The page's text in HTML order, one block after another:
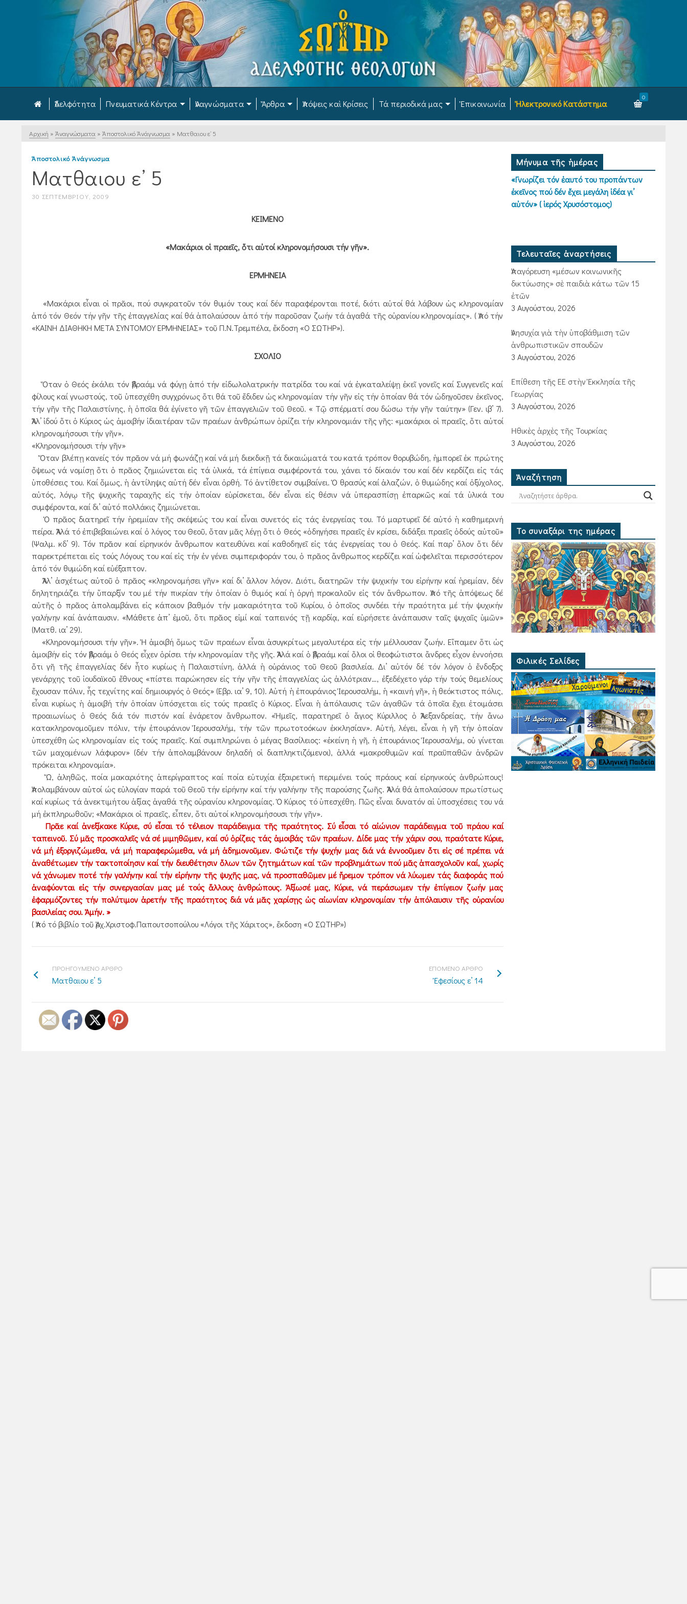
Ἀδελφότητα Πνευματικά Κέντρα Ἀναγνώσματα Ἄρθρα Ἀπόψεις καὶ Κρίσεις Τά περιοδικά μας Ἐπικοινωνία Ἠλεκτρονικό Κατάστημα
0
Αρχική » Ἀναγνώσματα » Ἀποστολικό Ἀνάγνωσμα » Ματθαιου ε’ 5
Ἀποστολικό Ἀνάγνωσμα
Ματθαιου ε’ 5
30 ΣΕΠΤΕΜΒΡΊΟΥ, 2009
ΚΕΙΜΕΝΟ
«Μακάριοι οἱ πραεῖς, ὅτι αὐτοί κληρονομήσουσι τήν γῆν».
ΕΡΜΗΝΕΙΑ
«Μακάριοι εἶναι οἱ πρᾶοι, πού συγκρατοῦν τόν θυμόν τους καί δέν παραφέρονται ποτέ, διότι αὐτοί θά λάβουν ὡς κληρονομίαν
ἀπό τόν Θεόν τήν γῆν τῆς ἐπαγγελίας καί θά ἀπολαύσουν ἀπό τήν παροῦσαν ζωήν τά ἀγαθά τῆς οὐρανίου κληρονομίας». ( Ἀπό τήν
«ΚΑΙΝΗ ΔΙΑΘΗΚΗ ΜΕΤΑ ΣΥΝΤΟΜΟΥ ΕΡΜΗΝΕΙΑΣ» τοῦ Π.Ν.Τρεμπέλα, ἔκδοση «Ο ΣΩΤΗΡ»).
ΣΧΟΛΙΟ
Ὅταν ὁ Θεός ἐκάλει τόν Ἀβραάμ νά φύγῃ ἀπό τήν εἰδωλολατρικήν πατρίδα του καί νά ἐγκαταλείψῃ ἐκεῖ γονεῖς καί Συγγενεῖς καί
φίλους καί γνωστούς, τοῦ ὑπεσχέθη συγχρόνως ὅτι θά τοῦ ἔδιδεν ὡς κληρονομίαν τήν γῆν εἰς τήν ὁποίαν θά τόν ὡδηγοῦσεν ἐκεῖνος,
τήν γῆν τῆς Παλαιστίνης, ἡ ὁποῖα θά ἐγίνετο γῆ τῶν ἐπαγγελιῶν τοῦ Θεοῦ. « Τῷ σπέρματί σου δώσω τήν γῆν ταύτην» (Γεν. ιβ’ 7).
Ἀλλ’ ἰδού ὅτι ὁ Κύριος ὡς ἀμοιβήν ἰδιαιτέραν τῶν πραέων ἀνθρώπων ὁριίζει τήν κληρονομιάν τῆς γῆς: «μακάριοι οἱ πραεῖς, ὅτι αὐτοί
κληρονομήσουσι τήν γῆν».
«Κληρονομήσουσι τήν γῆν»
Ὅταν βλέπῃ κανείς τόν πρᾶον νά μή φωνάζῃ καί νά μή διεκδικῇ τά δικαιώματά του κατά τρόπον θορυβώδη, ἠμπορεῖ ἐκ πρώτης
ὄψεως νά νομίσῃ ὅτι ὁ πρᾶος ζημιώνεται εἰς τά ὑλικά, τά ἐπίγεια συμφέροντά του, χάνει τό δίκαιόν του καί δέν κερδίζει εἰς τάς
ὑποθέσεις του. Καί ὅμως, ἡ ἀντίληψις αὐτή δέν εἶναι ὀρθή. Τό ἀντίθετον συμβαίνει. Ὁ θρασύς καί ἀλαζών, ὁ θυμώδης καί ὀξύχολος,
αὐτός, λόγῳ τῆς ψυχικῆς ταραχῆς εἰς τήν ὁποίαν εὑρίσκεται, δέν εἶναι εἰς θέσιν νά ὑπερασπίσῃ ἐπαρκῶς καί τά ὑλικά του
συμφέροντα, καί δι’ αὐτό πολλάκις ζημιώνεται.
Ὁ πρᾶος διατηρεῖ τήν ἠρεμιίαν τῆς σκέψεώς του καί εἶναι συνετός εἰς τάς ἐνεργείας του. Τό μαρτυρεῖ δέ αὐτό ἡ καθημερινή
πείρα. Ἀλλά τό ἐπιβεβαιώνει καί ὀ λόγος του Θεοῦ, ὅταν μᾶς λέγῃ ὅτι ὁ Θεός «ὁδηγήσει πραεῖς ἐν κρίσει, διδάξει πραεῖς ὁδούς αὐτοῦ»
(Ψαλμ. κδ’ 9). Τόν πρᾶον καί εἰρηνικόν ἄνθρωπον κατευθύνει καί καθοδηγεῖ εἰς τάς ἐνεργείας του ὁ Θεός. Καί παρ’ ὅλον ὅτι δέν
παρεκτρέπεται εἰς τούς Λόγους του καί εἰς τήν ἐν γένει συμπεριφοράν του, ὁ πρᾶος ἄνθρωπος κερδίζει καί ὠφελεῖται περισσότερον
ἀπό τόν θυμώδη καί εὐέξαπτον.
Ἀλλ’ ἀσχέτως αὐτοῦ ὁ πρᾶος «κληρονομήσει γῆν» καί δι’ ἄλλον λόγον. Διότι, διατηρῶν τήν ψυχικήν του εἰρήνην καί ἠρεμίαν, δέν
δηλητηριάζει τήν ὕπαρξίν του μέ τήν πικρίαν τήν ὁποίαν ὁ θυμός καί ἡ ὀργή προκαλοῦν εἰς τόν ἄνθρωπον. Ἀπό τῆς ἀπόψεως δέ
αὐτῆς ὁ πρᾶος ἀπολαμβάνει εἰς κάποιον βαθμόν τήν μακαριότητα τοῦ Κυρίου, ὁ ὁποῖος συνδέει τήν πραότητα μέ τήν ψυχικήν
γαλήνην καί ἀνάπαυσιν. «Μάθετε ἀπ’ ἐμοῦ, ὅτι πρᾶος εἰμί καί ταπεινός τῇ καρδίᾳ, καί εὑρήσετε ἀνάπαυσιν ταῖς ψυχαῖς ὑμῶν»
(Ματθ. ια’ 29).
«Κληρονομήσουσι τήν γῆν». Ἡ ἀμοιβή ὅμως τῶν πραέων εἶναι ἀσυγκρίτως μεγαλυτέρα εἰς τήν μέλλουσαν ζωήν. Εἴπαμεν ὅτι ὡς
ἀμοιβήν εἰς τόν Ἀβραάμ ὁ Θεός εἶχεν ὁρίσει τήν κληρονομίαν τῆς γῆς. Ἀλλά καί ὁ Ἀβραάμ καί ὅλοι οἱ θεοφώτιστοι ἄνδρες εἶχον ἐννοήσει
ὅτι γῆ τῆς ἐπαγγελίας δέν ἦτο κυρίως ἡ Παλαιστιίνη, ἀλλά ἡ οὐράνιος τοῦ Θεοῦ βασιλεία. Δι’ αὐτόν δέ τόν λόγον ὁ ἔνδοξος
γενάρχης τοῦ ἰουδαϊκοῦ ἔθνους «πίστει παρώκησεν εἰς τήν γῆν τῆς ἐπαγγελίας ὡς ἀλλότριαν…, ἐξεδέχετο γάρ τήν τούς θεμελίους
ἔχουσαν πόλιν, ἧς τεχνίτης καί δημιουργός ὁ Θεός» (Εβρ. ια’ 9, 10). Αὐτή ἡ ἐπουράνιος Ἰερουσαλήμ, ἡ «καινή γῆ», ἡ θεόκτιστος πόλις,
εἶναι κυρίως ἡ ἀμοιβή τήν ὁποίαν ὑπόσχεται εἰς τούς πραεῖς ὁ Κύριος. Εἶναι ἡ ἀπόλαυσις τῶν ἀγαθῶν τά ὁποῖα ἔχει ἐτοιμάσει
προαιωνίως ὁ Θεός διά τόν πιστόν καί ἐνάρετον ἄνθρωπον. «Ἡμεῖς, παρατηρεῖ ὁ ἅγιος Κύριλλος ὁ Ἀλεξανδρείας, τήν ἄνω
κατακληρονομοῦμεν πόλιν, τήν ἐπουράνιον Ἰερουσαλήμ, τήν τῶν πρωτοτοόκων ἐκκλησίαν». Αὐτή, λέγει, εἶναι ἡ γῆ τήν ὁποίαν
ὑπεσχέθη ὡς κληρονομίαν εἰς τούς πραεῖς. Καί συμπληρώνει ὁ μέγας Βασίλειος: «ἐκείνη ἡ γῆ, ἡ ἐπουράνιος Ἰερουσαλήμ, οὐ γίνεται
τῶν μαχομένων λάφυρον» (δέν τήν ἀπολαμβάνουν δηλαδή οἱ διαπληκτιζόμενοι), ἀλλά «μακροθυμῶν καί πραϋπαθῶν ἀνδρῶν
πρόκειται κληρονομία».
Ὤ, ἀληθῶς, ποία μακαριότης ἀπερίγραπτος καί ποία εὐτυχία ἐξαιρετική περιμένει τούς πράους καί εἰρηνικούς ἀνθρώπους!
Ἀπολαμβάνουν αὐτοί ώς εὐλογίαν παρά τοῦ Θεοῦ τήν εἰρήνην καί τήν γαλήνην τῆς παρούσης ζωῆς. Ἀλλά θά ἀπολαύσουν πρωτίστως
καί κυρίως τά ἀνεκτιμήτου ἀξίας ἀγαθά τῆς οὐρανίου κληρονομίας. Ὁ Κύριος τό ὑπεσχέθη. Πῶς εἶναι δυνατόν αἱ ὑποσχέσεις του νά
μή ἐκπληρωθοῦν; «Μακάριοι οἱ πραεῖς, εἶπεν, ὅτι αὐτοί κληρονομήσουσι τήν γῆν».
Πρᾶε καί ἀνεξίκακε Κύριε, σύ εἶσαι τό τέλειον παράδειγμα τῆς πραότητος. Σύ εἶσαι τό αἰώνιον παράδειγμα τοῦ πράου καί
ταπεινοῦ. Σύ μᾶς προσκαλεῖς νά σέ μιμηθῶμεν, καί σύ ὁρίζεις τάς ἀμοιβάς τῶν πραέων. Δίδε μας τήν χάριν σου, πραότατε Κύριε,
νά μή ἐξοργιζώμεθα, νά μή παραφερώμεθα, νά μή ἀδημονοῦμεν. Φώτιζε τήν ψυχήν μας διά νά ἐννοοῦμεν ὅτι εἰς σέ πρέπει νά
ἀναθέτωμεν τήν τακτοποίησιν καί τήν διευθέτησιν ὅλων τῶν ζητημάτων καί τῶν προβλημάτων πού μᾶς ἀπασχολοῦν καί, χωρίς
νά χάνωμεν ποτέ τήν γαλήνην καί τήν εἰρήνην τῆς ψυχῆς μας, νά προσπαθῶμεν μέ ἤρεμον τρόπον νά λύωμεν τάς διαφοράς πού
ἀναφύονται εἰς τήν συνεργασίαν μας μέ τούς ἄλλους ἀνθρώπους. Ἀξίωσέ μας, Κύριε, νά περάσωμεν τήν ἐπίγειον ζωήν μας
ἐφαρμόζοντες τήν πολύτιμον ἀρετήν τῆς πραότητος διά νά μᾶς χαρίσῃς ὡς αἰωνίαν κληρονομίαν τήν ἀπόλαυσιν τῆς οὐρανίου
βασιλείας σου. Ἀμήν. »
( Ἀπό τό βιβλίο τοῦ Ἀρχ.Χριστοφ.Παπουτσοπούλου «Λόγοι τῆς Χάριτος», ἔκδοση «Ο ΣΩΤΗΡ»)
ΠΡΟΗΓΟΥΜΕΝΟ ΑΡΘΡΟ
Ματθαιου ε’ 5
ΕΠΟΜΕΝΟ ΑΡΘΡΟ
Ἐφεσίους ε’ 14
Μήνυμα τῆς ἡμέρας
«Γνωρίζει τόν ἑαυτό του προπάντων
ἐκεῖνος πού δέν ἔχει μεγάλη ἰδέα γι’
αὐτόν» ( ἱερός Χρυσόστομος)
Τελευταῖες ἀναρτήσεις
Ἀπαγόρευση «μέσων κοινωνικῆς
δικτύωσης» σὲ παιδιὰ κάτω τῶν 15
ἐτῶν
3 Αυγούστου, 2026
Ἀνησυχία γιὰ τὴν ὑποβάθμιση τῶν
ἀνθρωπιστικῶν σπουδῶν
3 Αυγούστου, 2026
Ἐπίθεση τῆς ΕΕ στὴν Ἐκκλησία τῆς
Γεωργίας
3 Αυγούστου, 2026
Ἠθικὲς ἀρχὲς τῆς Τουρκίας
3 Αυγούστου, 2026
Ἀναζήτηση
Το συναξάρι της ημέρας
Φιλικές Σελίδες